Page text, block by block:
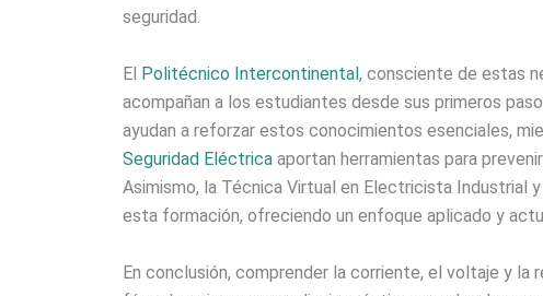
seguridad.
El Politécnico Intercontinental, consciente de estas
acompañan a los estudiantes desde sus primeros
ayudan a reforzar estos conocimientos esenciales,
Seguridad Eléctrica aportan herramientas para
Asimismo, la Técnica Virtual en Electricista Industrial
esta formación, ofreciendo un enfoque aplicado y
En conclusión, comprender la corriente, el voltaje y la